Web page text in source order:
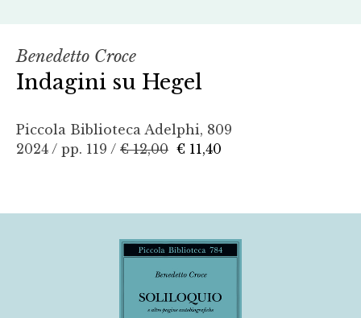
Benedetto Croce
Indagini su Hegel
Piccola Biblioteca Adelphi, 809
2024 / pp. 119 / € 12,00 € 11,40